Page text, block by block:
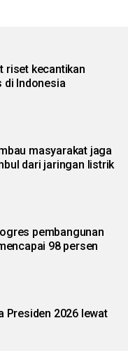
riset kecantikan
di Indonesia
masyarakat jaga
dari jaringan listrik
pembangunan
98 persen
Presiden 2026 lewat